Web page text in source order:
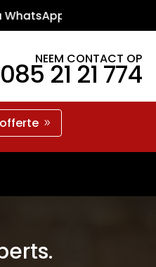
WhatsApp •
NEEM CONTACT OP
085 21 21 774